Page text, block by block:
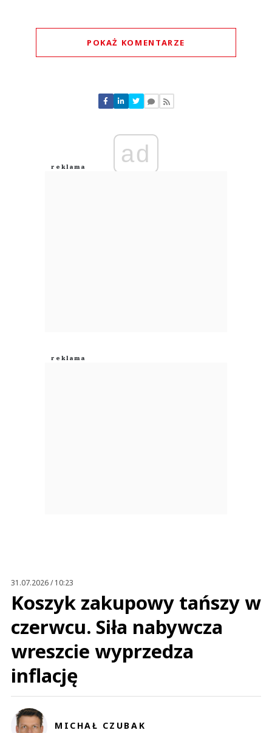
POKAŻ KOMENTARZE
Nie znaleziono komentarzy
Zostaw swoje komentarze
Anuluj
ad
31.07.2026 / 10:23
Koszyk zakupowy tańszy w
czerwcu. Siła nabywcza
wreszcie wyprzedza
inflację
MICHAŁ CZUBAK